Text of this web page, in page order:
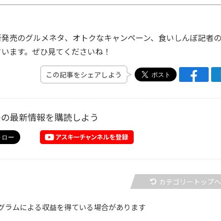
売のグルメネタ、オトクなキャンペーン、食いしんぼ記者
ます。ぜひ見てくださいね！
この記事をシェアしよう
最新情報を購読しよう
カテゴリートップへ
ラムによる収益を得ている場合があります